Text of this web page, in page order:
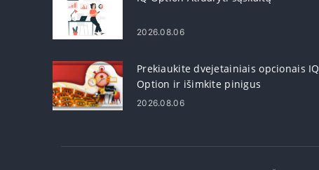
2026.08.06
Prekiaukite dvejetainiais opcionais IQ
Option ir išimkite pinigus
2026.08.06